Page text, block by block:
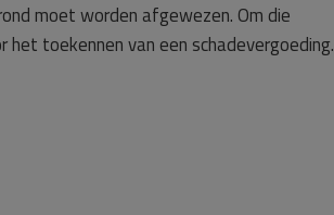
moet worden afgewezen. Om die
het toekennen van een schadevergoeding.